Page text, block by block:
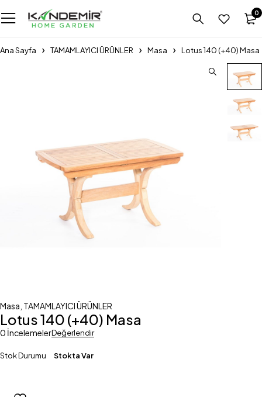
0
Ana Sayfa TAMAMLAYICI ÜRÜNLER Masa Lotus 140 (+40) Masa
Masa TAMAMLAYICI ÜRÜNLER
Lotus 140 (+40) Masa
0 İncelemelerDeğerlendir
Stok Durumu Stokta Var